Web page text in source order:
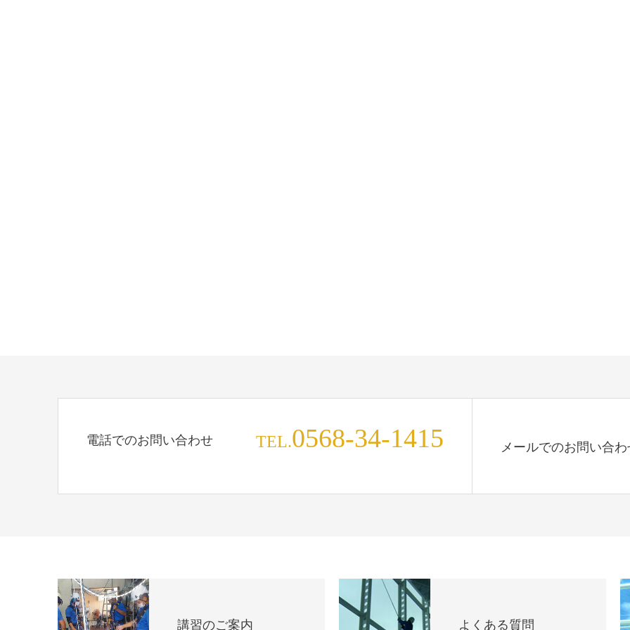
電話でのお問い合わせ TEL.0568-34-1415 メールでのお問い合
講習のご案内 よくある質問